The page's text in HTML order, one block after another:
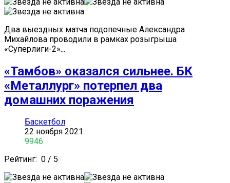
Два выездных матча подопечные Александра
Михайлова проводили в рамках розыгрыша
«Суперлиги-2»...
«Тамбов» оказался сильнее. БК
«Металлург» потерпел два
домашних поражения
Баскетбол
22 ноября 2021
9946
Рейтинг: 0 / 5